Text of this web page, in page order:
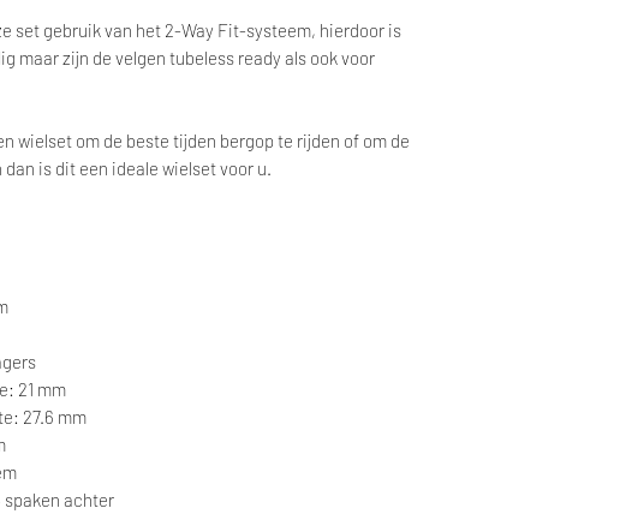
set gebruik van het 2-Way Fit-systeem, hierdoor is
maar zijn de velgen tubeless ready als ook voor
wielset om de beste tijden bergop te rijden of om de
is dit een ideale wielset voor u.
21 mm
27.6 mm
spaken achter